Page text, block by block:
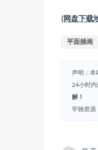
(网盘下载
平面插画
声明：本
24小时
解！
学驰资源